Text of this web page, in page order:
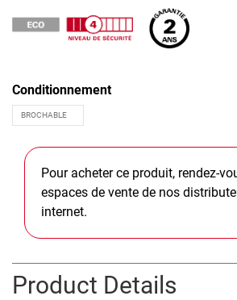
Conditionnement
Pour acheter ce produit, rendez-
espaces de vente de nos
internet.
Product Details